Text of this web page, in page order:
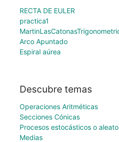
RECTA DE EULER
practica1
Arco Apuntado
Espiral aúrea
Descubre temas
Operaciones Aritméticas
Secciones Cónicas
Procesos estocásticos o
Medias